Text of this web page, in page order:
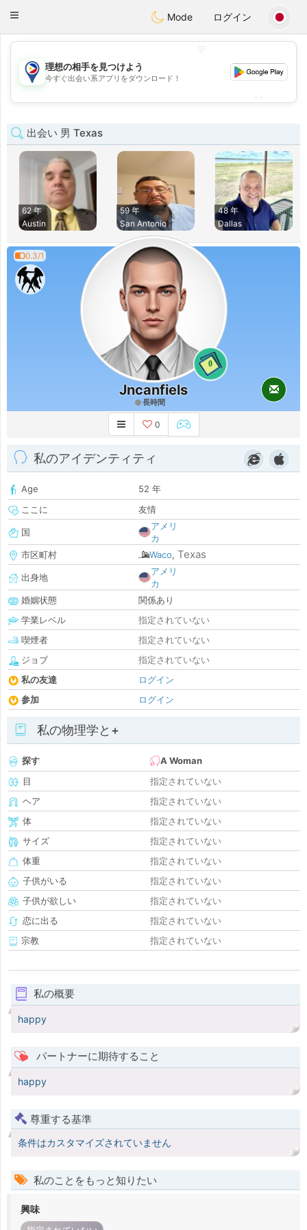
PhilippinesChat
Toggle
Mode ログイン
💖
💕
理想の相手を見つけよう
今すぐ出会い系アプリをダウンロード！
出会い 男 Texas
62 年
Austin
59 年
San Antonio
48 年
Dallas
0.3/1
0
Jncanfiels
長時間
0
私のアイデンティティ
Age
52 年
ここに
友情
国
アメリ
カ
市区町村
Waco, Texas
出身地
アメリ
カ
婚姻状態
関係あり
学業レベル
指定されていない
喫煙者
指定されていない
ジョブ
指定されていない
私の友達
ログイン
参加
ログイン
私の物理学と+
探す
A Woman
目
指定されていない
ヘア
指定されていない
体
指定されていない
サイズ
指定されていない
体重
指定されていない
子供がいる
指定されていない
子供が欲しい
指定されていない
恋に出る
指定されていない
宗教
指定されていない
私の概要
happy
パートナーに期待すること
happy
尊重する基準
条件はカスタマイズされていません
私のことをもっと知りたい
興味